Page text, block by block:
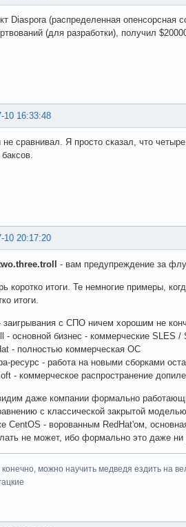
Diaspora (распределенная опенсорсная
(для разработки), получил
10 16:33:48
не сравнивал. Я просто сказал, что
10 20:17:20
- вам предупреждение за
коротко итоги. Те немногие примеры,
итоги.
заигрывания с СПО ничем хорошим не
- основной бизнес - коммерческие SLES
- полностью коммерческая ОС
ресурс - работа на новыми сборками
- коммерческое распространение
даже компании формально
с классической закрытой
CentOS - ворованным RedHat'ом,
не может, ибо формально это даже
можно научить медведя ездить на